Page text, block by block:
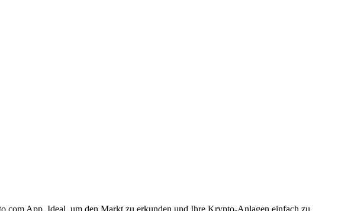
App. Ideal, um den Markt zu erkunden und Ihre Krypto-Anlagen einfach zu